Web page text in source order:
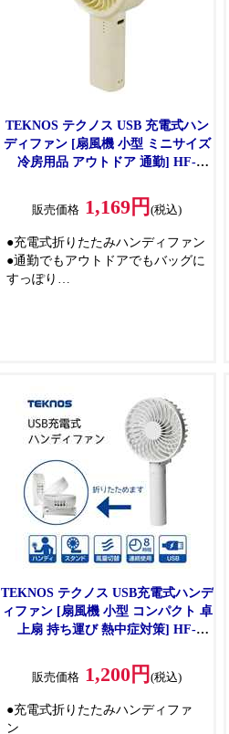
TEKNOS テクノス USB 充電式ハン
ディファン [扇風機 小型 ミニサイズ
冷房用品 アウトドア 通勤] HF-
販売価格 1,169円(税込)
●充電式折りたたみハンディファン
●通勤でもアウトドアでもバッグに
すっぽり
TEKNOS テクノス USB充電式ハンデ
ィファン [扇風機 小型 コンパクト 卓
上扇 持ち運び 熱中症対策] HF-
販売価格 1,200円(税込)
●充電式折りたたみハンディファ
ン